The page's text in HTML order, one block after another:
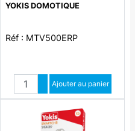
YOKIS DOMOTIQUE
Réf : MTV500ERP
Quantité
Augmenter quantité
Diminuer quantité
Ajouter au panier